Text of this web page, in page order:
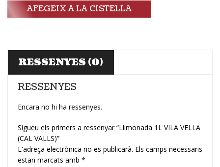
AFEGEIX A LA CISTELLA
RESSENYES (0)
RESSENYES
Encara no hi ha ressenyes.
Sigueu els primers a ressenyar “Llimonada 1L VILA VELLA
(CAL VALLS)”
L'adreça electrònica no es publicarà. Els camps necessaris
estan marcats amb *